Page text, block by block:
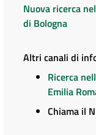
Nuova ricerca
di Bologna
Altri canali di
Ricerca
Emilia
Chiama il